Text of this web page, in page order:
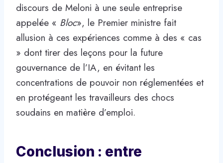
discours de Meloni à une seule entreprise
appelée « Bloc», le Premier ministre fait
allusion à ces expériences comme à des « cas
» dont tirer des leçons pour la future
gouvernance de l’IA, en évitant les
concentrations de pouvoir non réglementées et
en protégeant les travailleurs des chocs
soudains en matière d’emploi.
Conclusion : entre